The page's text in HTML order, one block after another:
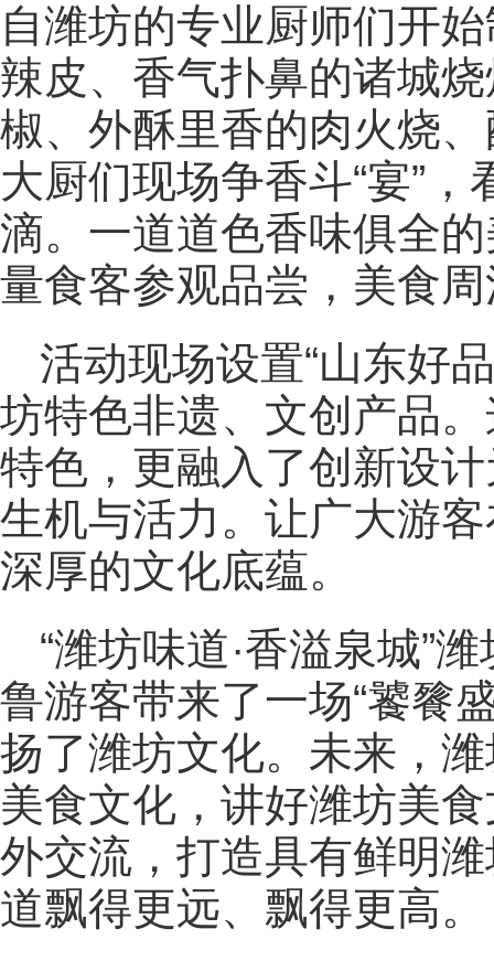
自潍坊的专业厨师们开
辣皮、香气扑鼻的诸城
椒、外酥里香的肉火烧
大厨们现场争香斗“宴”
滴。一道道色香味俱全
量食客参观品尝，美食
活动现场设置“山东好
坊特色非遗、文创产品
特色，更融入了创新设
生机与活力。让广大游
深厚的文化底蕴。
“潍坊味道·香溢泉城”
鲁游客带来了一场“饕餮
扬了潍坊文化。未来，
美食文化，讲好潍坊美
外交流，打造具有鲜明
道飘得更远、飘得更高。